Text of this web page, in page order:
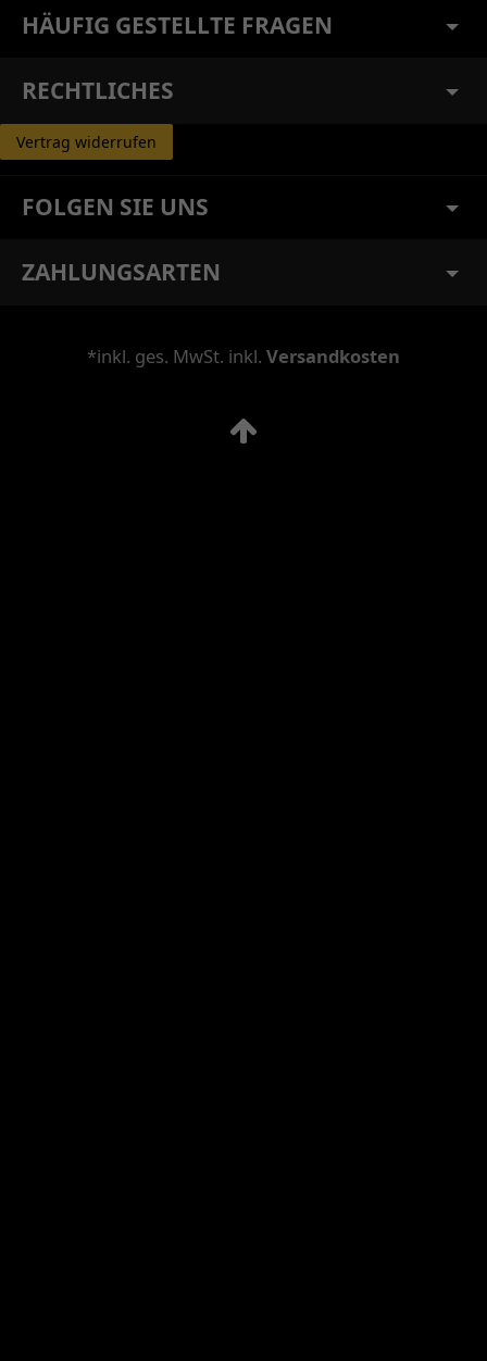
HÄUFIG GESTELLTE FRAGEN
RECHTLICHES
Vertrag widerrufen
FOLGEN SIE UNS
ZAHLUNGSARTEN
*inkl. ges. MwSt. inkl. Versandkosten